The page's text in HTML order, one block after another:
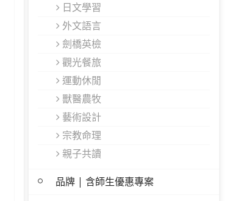
日文學習
外文語言
劍橋英檢
觀光餐旅
運動休閒
獸醫農牧
藝術設計
宗教命理
親子共讀
品牌 | 含師生優惠專案